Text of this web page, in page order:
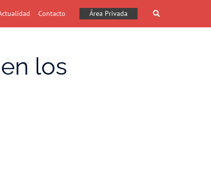
Contacto Área Privada Buscar
los